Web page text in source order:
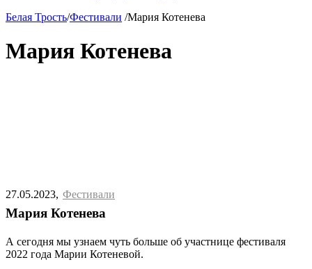
Белая Трость/Фестивали /Мария Котенева
Мария Котенева
27.05.2023 Фестивали
Мария Котенева
А сегодня мы узнаем чуть больше об участнице фестиваля
2022 года Марии Котеневой.